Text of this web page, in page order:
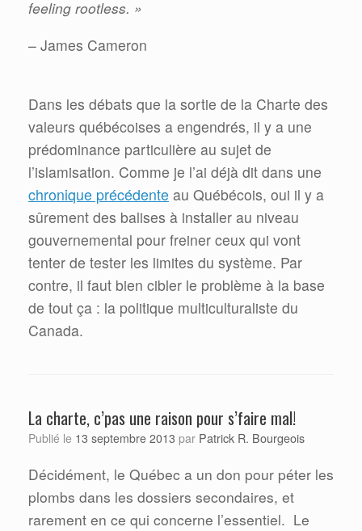
feeling rootless. »
– James Cameron
Dans les débats que la sortie de la Charte des
valeurs québécoises a engendrés, il y a une
prédominance particulière au sujet de
l’islamisation. Comme je l’ai déjà dit dans une
chronique précédente au Québécois, oui il y a
sûrement des balises à installer au niveau
gouvernemental pour freiner ceux qui vont
tenter de tester les limites du système. Par
contre, il faut bien cibler le problème à la base
de tout ça : la politique multiculturaliste du
Canada.
La charte, c’pas une raison pour s’faire mal!
Publié le 13 septembre 2013 par Patrick R. Bourgeois
Décidément, le Québec a un don pour péter les
plombs dans les dossiers secondaires, et
rarement en ce qui concerne l’essentiel. Le